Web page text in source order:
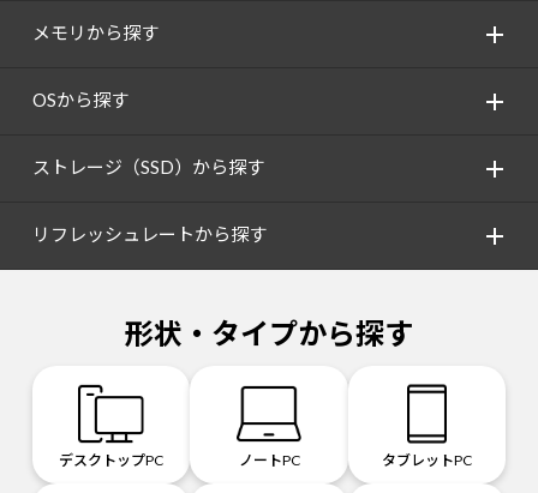
メモリから探す
OSから探す
ストレージ（SSD）から探す
リフレッシュレートから探す
形状・タイプから探す
デスクトップPC ノートPC タブレットPC